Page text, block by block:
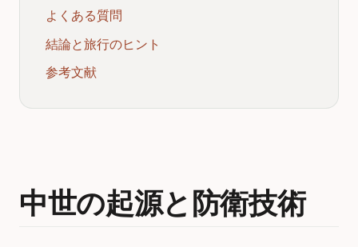
よくある質問
結論と旅行のヒント
参考文献
中世の起源と防衛技術